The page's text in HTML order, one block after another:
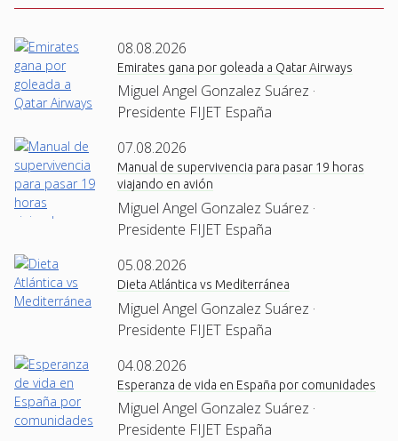
08.08.2026
Emirates gana por goleada a Qatar Airways
Miguel Angel Gonzalez Suárez ·
Presidente FIJET España
07.08.2026
Manual de supervivencia para pasar 19 horas
viajando en avión
Miguel Angel Gonzalez Suárez ·
Presidente FIJET España
05.08.2026
Dieta Atlántica vs Mediterránea
Miguel Angel Gonzalez Suárez ·
Presidente FIJET España
04.08.2026
Esperanza de vida en España por comunidades
Miguel Angel Gonzalez Suárez ·
Presidente FIJET España